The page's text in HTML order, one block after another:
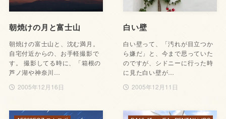
朝焼けの月と富士山
朝焼けの富士山と、沈む満月。
自宅付近からの、お手軽撮影で
す。 撮影してる時に、「箱根の
芦ノ湖や神奈川…
2005年12月16日
白い壁
白い壁って、「汚れが目立つか
ら嫌だ」と、今まで思っていた
のですが、シドニーに行った時
に見た白い壁が…
2005年12月11日